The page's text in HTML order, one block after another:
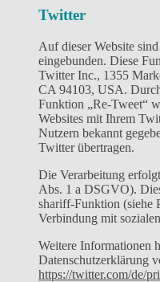
Twitter
Auf dieser Website
eingebunden. Diese
Twitter Inc., 1355
CA 94103, USA.
Funktion „Re-Tweet“
Websites mit Ihrem
Nutzern bekannt
Twitter übertragen.
Die Verarbeitung
Abs. 1 a DSGVO).
shariff-Funktion (siehe
Verbindung mit
Weitere Informationen
Datenschutzerklärung
https://twitter.com/de/